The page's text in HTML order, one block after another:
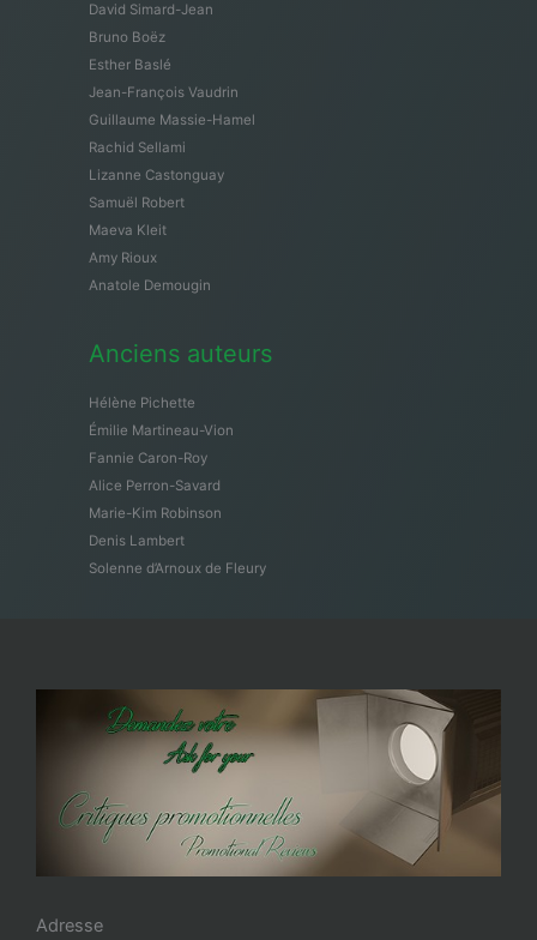
David Simard-Jean
Bruno Boëz
Esther Baslé
Jean-François Vaudrin
Guillaume Massie-Hamel
Rachid Sellami
Lizanne Castonguay
Samuël Robert
Maeva Kleit
Amy Rioux
Anatole Demougin
Anciens auteurs
Hélène Pichette
Émilie Martineau-Vion
Fannie Caron-Roy
Alice Perron-Savard
Marie-Kim Robinson
Denis Lambert
Solenne d’Arnoux de Fleury
Adresse